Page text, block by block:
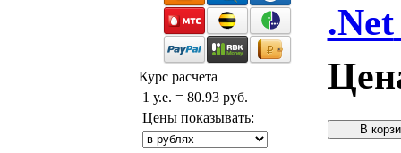
Курс расчета
1 у.е. = 80.93 руб.
Цены показывать:
.Net